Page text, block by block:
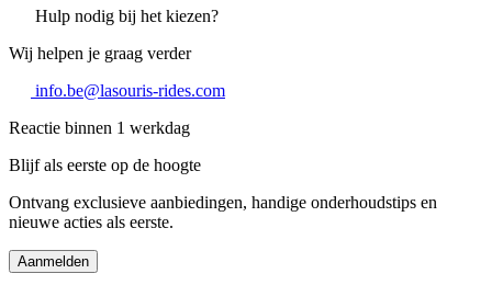
Hulp nodig bij het kiezen?
Wij helpen je graag verder
info.be@lasouris-rides.com
Reactie binnen 1 werkdag
Blijf als eerste op de hoogte
Ontvang exclusieve aanbiedingen, handige onderhoudstips en
nieuwe acties als eerste.
Aanmelden